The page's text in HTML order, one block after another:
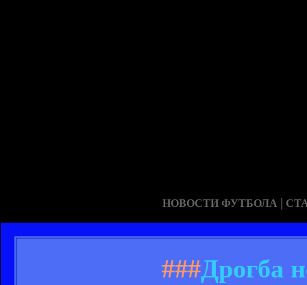
НОВОСТИ ФУТБОЛА |
###Дрогба